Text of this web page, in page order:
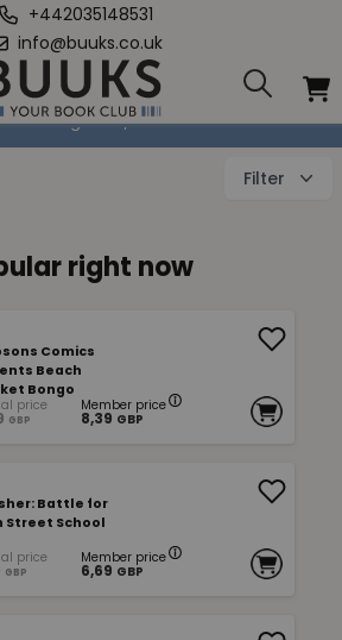
+442035148531
info@buuks.co.uk
& Youngsters / Comics
Filter
right now
Comics
Beach
Bongo
price
GBP
Member price
8,39 GBP
Battle for
Street School
price
GBP
Member price
6,69 GBP